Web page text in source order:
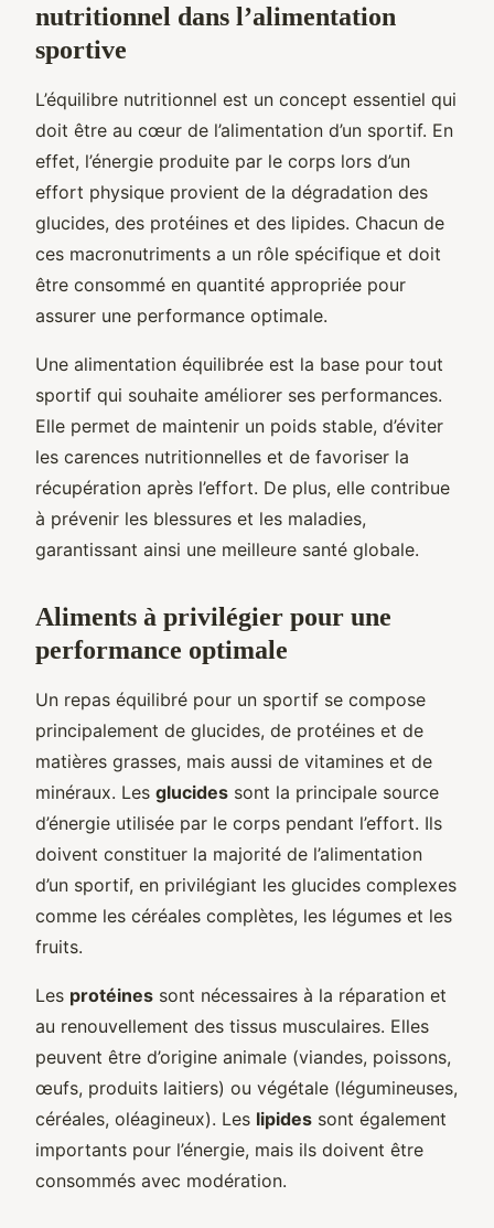
nutritionnel dans l’alimentation
sportive
L’équilibre nutritionnel est un concept essentiel qui
doit être au cœur de l’alimentation d’un sportif. En
effet, l’énergie produite par le corps lors d’un
effort physique provient de la dégradation des
glucides, des protéines et des lipides. Chacun de
ces macronutriments a un rôle spécifique et doit
être consommé en quantité appropriée pour
assurer une performance optimale.
Une alimentation équilibrée est la base pour tout
sportif qui souhaite améliorer ses performances.
Elle permet de maintenir un poids stable, d’éviter
les carences nutritionnelles et de favoriser la
récupération après l’effort. De plus, elle contribue
à prévenir les blessures et les maladies,
garantissant ainsi une meilleure santé globale.
Aliments à privilégier pour une
performance optimale
Un repas équilibré pour un sportif se compose
principalement de glucides, de protéines et de
matières grasses, mais aussi de vitamines et de
minéraux. Les glucides sont la principale source
d’énergie utilisée par le corps pendant l’effort. Ils
doivent constituer la majorité de l’alimentation
d’un sportif, en privilégiant les glucides complexes
comme les céréales complètes, les légumes et les
fruits.
Les protéines sont nécessaires à la réparation et
au renouvellement des tissus musculaires. Elles
peuvent être d’origine animale (viandes, poissons,
œufs, produits laitiers) ou végétale (légumineuses,
céréales, oléagineux). Les lipides sont également
importants pour l’énergie, mais ils doivent être
consommés avec modération.